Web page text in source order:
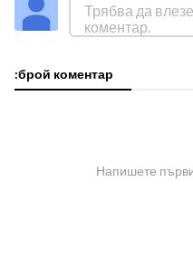
:брой коментар
Напишете